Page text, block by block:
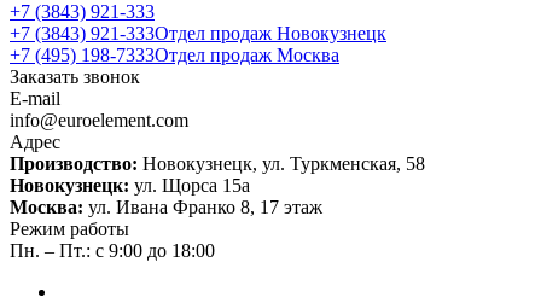
+7 (3843) 921-333
+7 (3843) 921-333Отдел продаж Новокузнецк
+7 (495) 198-7333Отдел продаж Москва
Заказать звонок
E-mail
info@euroelement.com
Адрес
Производство: Новокузнецк, ул. Туркменская, 58
Новокузнецк: ул. Щорса 15а
Москва: ул. Ивана Франко 8, 17 этаж
Режим работы
Пн. – Пт.: с 9:00 до 18:00